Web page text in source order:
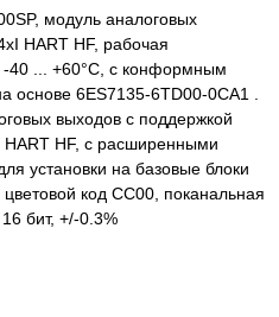
модуль аналоговых
HART HF, рабочая
-40 ... +60°C, с конформным
основе 6ES7135-6TD00-0CA1 .
выходов с поддержкой
HART HF, с расширенными
установки на базовые блоки
цветовой код CC00, поканальная
бит, +/-0.3%